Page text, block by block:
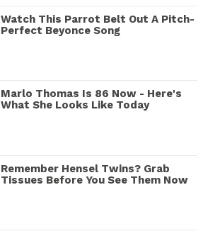
Watch This Parrot Belt Out A Pitch-
Perfect Beyonce Song
Marlo Thomas Is 86 Now - Here's
What She Looks Like Today
Remember Hensel Twins? Grab
Tissues Before You See Them Now